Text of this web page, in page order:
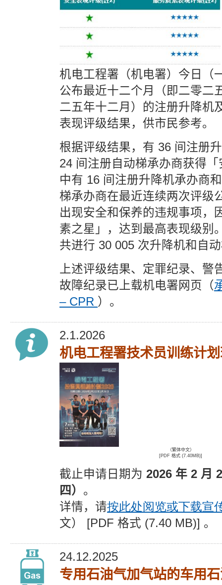
机电工程署（机电署）今日（
公布最近十二个月（即二零二
二五年十二月）的注册升降机
表现评级结果，供市民参考。
根据评级结果，有 36 间注册
24 间注册自动梯承办商获得
中有 16 间注册升降机承办商
梯承办商在最近连续两次评级
出现安全和保养的违规事项，
素之星」，达到最高表现级别
共进行 30 005 次升降机和自
上述评级结果、定罪纪录、警
故障纪录已上载机电署网页（
– CPR ）。
2.1.2026
机电工程署技术员训练计
（繁体中文）
[PDF 格式 (7.40MB)]
截止申请日期为 2026 年 2 月
四） 。
详情，请按此处阅览或下载宣
文） [PDF 格式 (7.40 MB)] 。
24.12.2025
专用石油气加气站的车用